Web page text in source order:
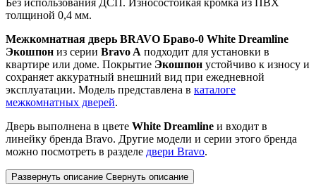
Без использования ДСП. Износостойкая кромка из ПВХ
толщиной 0,4 мм.
Межкомнатная дверь BRAVO Браво-0 White Dreamline
Экошпон из серии Bravo A подходит для установки в
квартире или доме. Покрытие Экошпон устойчиво к износу и
сохраняет аккуратный внешний вид при ежедневной
эксплуатации. Модель представлена в каталоге
межкомнатных дверей.
Дверь выполнена в цвете White Dreamline и входит в
линейку бренда Bravo. Другие модели и серии этого бренда
можно посмотреть в разделе двери Bravo.
Развернуть описание Свернуть описание